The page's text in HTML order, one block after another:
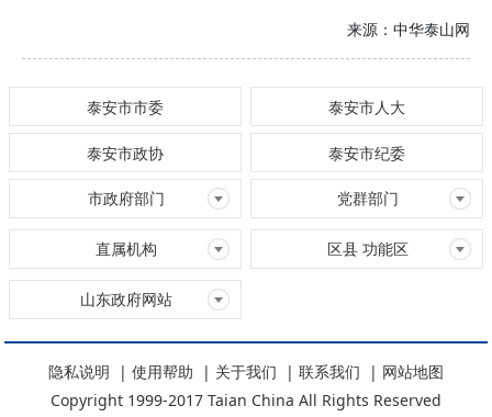
来源： 中华泰山网
泰安市市委 泰安市人大
泰安市政协 泰安市纪委
市政府部门 党群部门
直属机构 区县 功能区
山东政府网站
隐私说明 | 使用帮助 | 关于我们 | 联系我们 | 网站地图
Copyright 1999-2017 Taian China All Rights Reserved